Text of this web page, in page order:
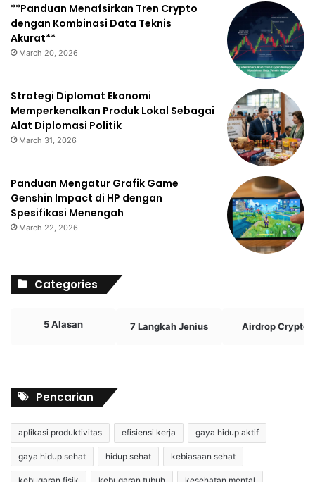
**Panduan Menafsirkan Tren Crypto
dengan Kombinasi Data Teknis
Akurat**
March 20, 2026
Strategi Diplomat Ekonomi
Memperkenalkan Produk Lokal Sebagai
Alat Diplomasi Politik
March 31, 2026
Panduan Mengatur Grafik Game
Genshin Impact di HP dengan
Spesifikasi Menengah
March 22, 2026
Categories
5 Alasan 7 Langkah Jenius Airdrop Crypto
Pencarian
aplikasi produktivitas efisiensi kerja gaya hidup aktif
gaya hidup sehat hidup sehat kebiasaan sehat